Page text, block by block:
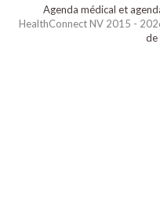
Agenda médical et
HealthConnect NV 2015 -
de